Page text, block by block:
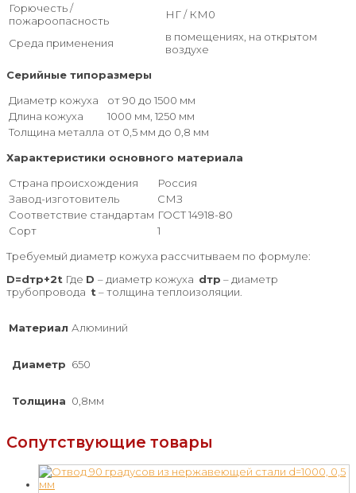
Горючесть /
пожароопасность
НГ / КМ0
Среда применения
в помещениях, на открытом
воздухе
Серийные типоразмеры
Диаметр кожуха
от 90 до 1500 мм
Длина кожуха
1000 мм, 1250 мм
Толщина металла от 0,5 мм до 0,8 мм
Характеристики основного материала
Страна происхождения
Россия
Завод-изготовитель
СМЗ
Соответствие стандартам ГОСТ 14918-80
Сорт
1
Требуемый диаметр кожуха рассчитываем по формуле:
D=dтр+2t Где D – диаметр кожуха dтр – диаметр
трубопровода t – толщина теплоизоляции.
Материал Алюминий
Диаметр 650
Толщина 0,8мм
Сопутствующие товары